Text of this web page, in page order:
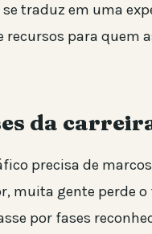
traduz em uma
recursos para quem
da
precisa de
muita gente perde
por fases